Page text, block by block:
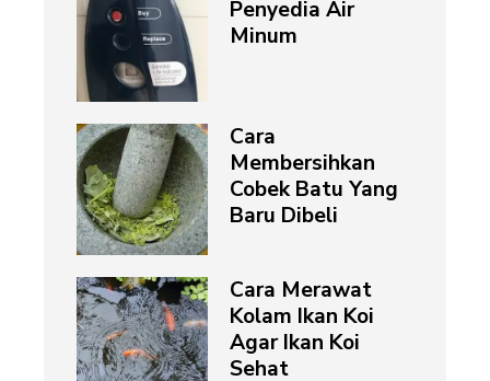
Penyedia Air
Minum
Cara
Membersihkan
Cobek Batu Yang
Baru Dibeli
Cara Merawat
Kolam Ikan Koi
Agar Ikan Koi
Sehat